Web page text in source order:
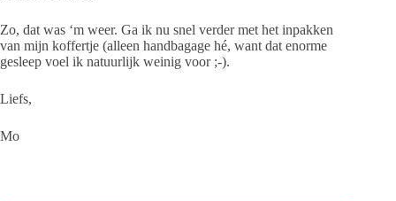
Zo, dat was ‘m weer. Ga ik nu snel verder met het inpakken
van mijn koffertje (alleen handbagage hé, want dat enorme
gesleep voel ik natuurlijk weinig voor ;-).
Liefs,
Mo